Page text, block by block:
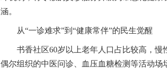
涵。
从“一诊难求”到“健康常伴”的民生觉醒
书香社区60岁以上老年人口占比较高，
偶尔组织的中医问诊、血压血糖检测等活动场